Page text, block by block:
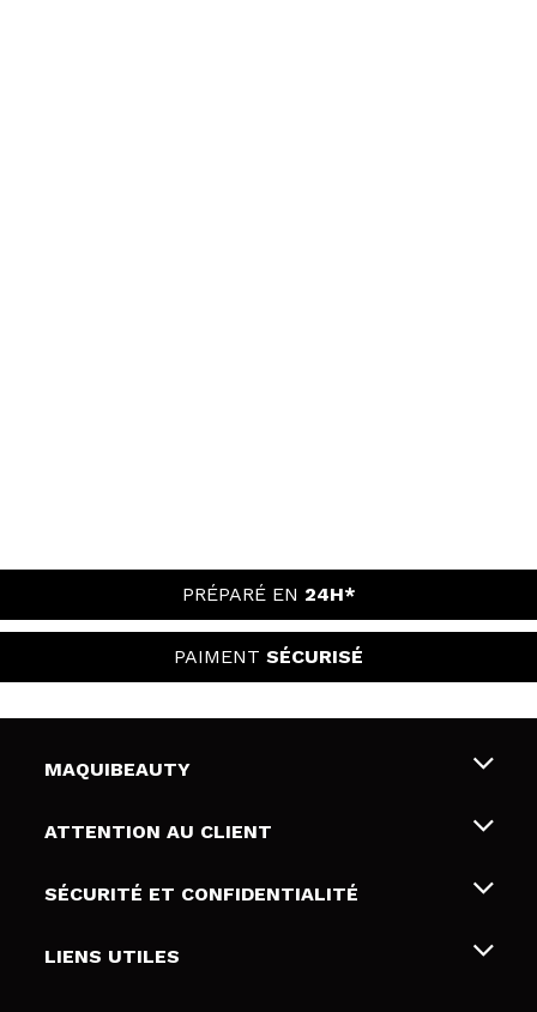
PRÉPARÉ EN 24H*
PAIMENT SÉCURISÉ
MAQUIBEAUTY
Qui sommes nous
Cartes-cadeaux
ATTENTION AU CLIENT
Livraison & retour
Modes de paiement
SÉCURITÉ ET CONFIDENTIALITÉ
Conditions et confidentialité
LIENS UTILES